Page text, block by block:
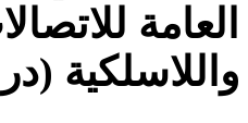
العامة
واللاسلكية